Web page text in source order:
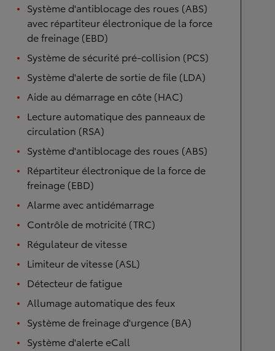
Système d'antiblocage des roues (ABS)
avec répartiteur électronique de la force
de freinage (EBD)
Système de sécurité pré-collision (PCS)
Système d'alerte de sortie de file (LDA)
Aide au démarrage en côte (HAC)
Lecture automatique des panneaux de
circulation (RSA)
Système d'antiblocage des roues (ABS)
Répartiteur électronique de la force de
freinage (EBD)
Alarme avec antidémarrage
Contrôle de motricité (TRC)
Régulateur de vitesse
Limiteur de vitesse (ASL)
Détecteur de fatigue
Allumage automatique des feux
Système de freinage d'urgence (BA)
Système d'alerte eCall